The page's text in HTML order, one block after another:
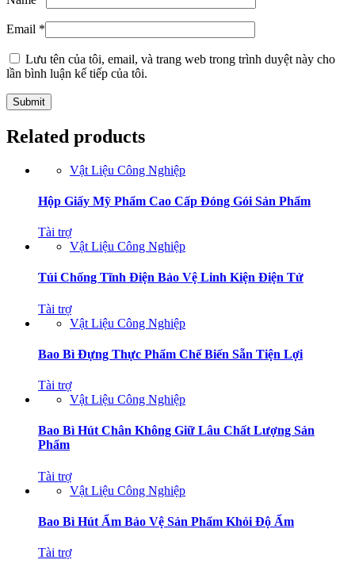
Email *
Lưu tên của tôi, email, và trang web trong trình duyệt này cho
lần bình luận kế tiếp của tôi.
Related products
Vật Liệu Công Nghiệp
Hộp Giấy Mỹ Phẩm Cao Cấp Đóng Gói Sản Phẩm
Tài trợ
Vật Liệu Công Nghiệp
Túi Chống Tĩnh Điện Bảo Vệ Linh Kiện Điện Tử
Tài trợ
Vật Liệu Công Nghiệp
Bao Bì Đựng Thực Phẩm Chế Biến Sẵn Tiện Lợi
Tài trợ
Vật Liệu Công Nghiệp
Bao Bì Hút Chân Không Giữ Lâu Chất Lượng Sản
Phẩm
Tài trợ
Vật Liệu Công Nghiệp
Bao Bì Hút Ẩm Bảo Vệ Sản Phẩm Khỏi Độ Ẩm
Tài trợ